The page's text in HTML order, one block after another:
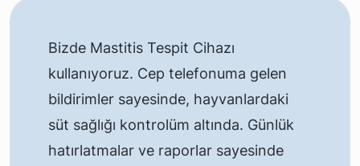
Bizde Mastitis Tespit Cihazı
kullanıyoruz. Cep telefonuma gelen
bildirimler sayesinde, hayvanlardaki
süt sağlığı kontrolüm altında. Günlük
hatırlatmalar ve raporlar sayesinde